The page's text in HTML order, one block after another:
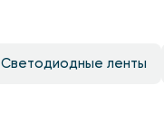
Светодиодные ленты